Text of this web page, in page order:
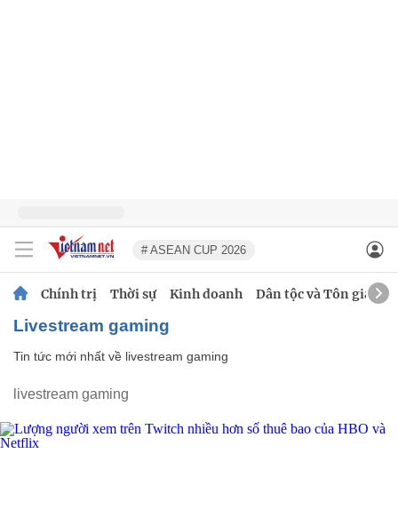
# ASEAN CUP 2026
Chính trị Thời sự Kinh doanh Dân tộc và Tôn giáo
livestream gaming
Tin tức mới nhất về livestream gaming
livestream gaming